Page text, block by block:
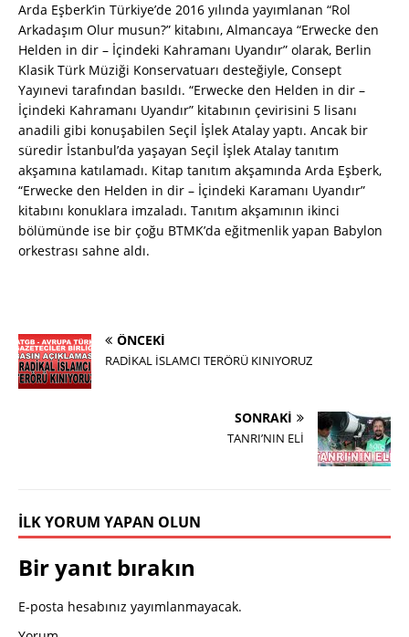
Arda Eşberk’in Türkiye’de 2016 yılında yayımlanan “Rol
Arkadaşım Olur musun?” kitabını, Almancaya “Erwecke den
Helden in dir – İçindeki Kahramanı Uyandır” olarak, Berlin
Klasik Türk Müziği Konservatuarı desteğiyle, Consept
Yayınevi tarafından basıldı. “Erwecke den Helden in dir –
İçindeki Kahramanı Uyandır” kitabının çevirisini 5 lisanı
anadili gibi konuşabilen Seçil İşlek Atalay yaptı. Ancak bir
süredir İstanbul’da yaşayan Seçil İşlek Atalay tanıtım
akşamına katılamadı. Kitap tanıtım akşamında Arda Eşberk,
“Erwecke den Helden in dir – İçindeki Karamanı Uyandır”
kitabını konuklara imzaladı. Tanıtım akşamının ikinci
bölümünde ise bir çoğu BTMK’da eğitmenlik yapan Babylon
orkestrası sahne aldı.
ÖNCEKI
RADİKAL İSLAMCI TERÖRÜ KINIYORUZ
SONRAKI
TANRI’NIN ELİ
İLK YORUM YAPAN OLUN
Bir yanıt bırakın
E-posta hesabınız yayımlanmayacak.